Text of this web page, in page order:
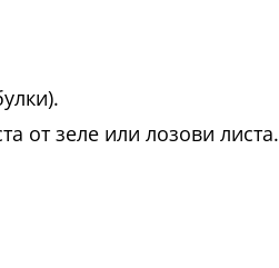
от зеле или лозови листа.